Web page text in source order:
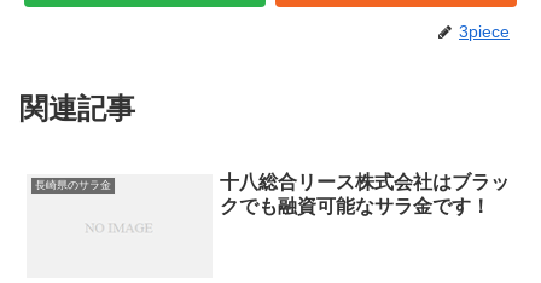
3piece
関連記事
長崎県のサラ金
十八総合リース株式会社はブラッ
クでも融資可能なサラ金です！